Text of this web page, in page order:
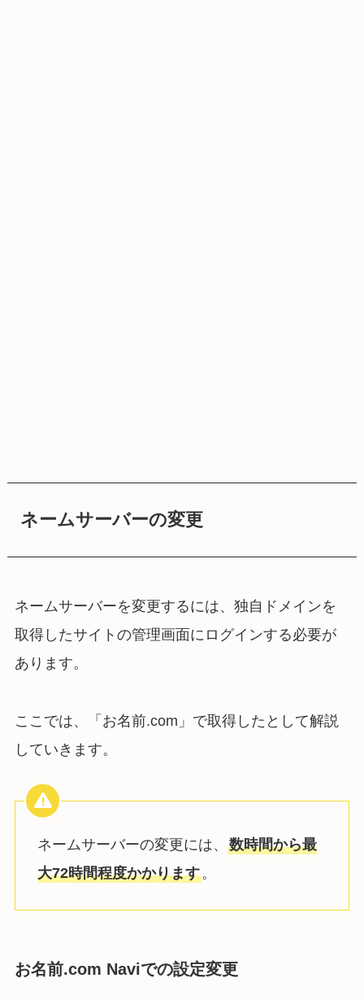
ネームサーバーの変更
ネームサーバーを変更するには、独自ドメインを
取得したサイトの管理画面にログインする必要が
あります。
ここでは、「お名前.com」で取得したとして解説
していきます。
ネームサーバーの変更には、 数時間から最
大72時間程度かかります。
お名前.com Naviでの設定変更